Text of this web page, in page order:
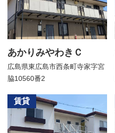
あかりみやわきＣ
広島県東広島市西条町寺家字宮
脇10560番2
賃貸